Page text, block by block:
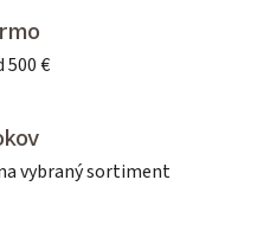
500 €
vybraný sortiment